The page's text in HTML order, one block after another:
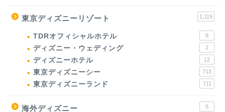
東京ディズニーリゾート 1,119
TDRオフィシャルホテル 8
ディズニー・ウェディング 2
ディズニーホテル 12
東京ディズニーシー 713
東京ディズニーランド 711
海外ディズニー 5